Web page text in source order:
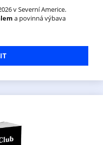
v Severní Americe.
a povinná výbava